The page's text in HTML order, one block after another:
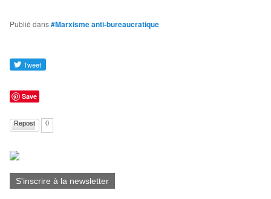
Publié dans#Marxisme anti-bureaucratique
Save
Repost 0
S'inscrire à la newsletter